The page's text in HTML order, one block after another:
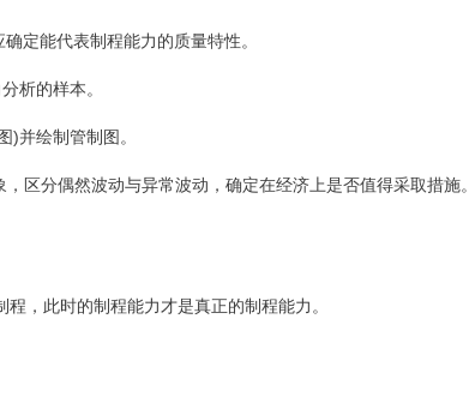
定能代表制程能力的质量特性。
析的样本。
并绘制管制图。
区分偶然波动与异常波动，确定在经济上是否值得采取措施。
，此时的制程能力才是真正的制程能力。